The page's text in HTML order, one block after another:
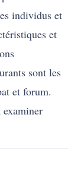
individus et
et
sont les
et forum.
examiner